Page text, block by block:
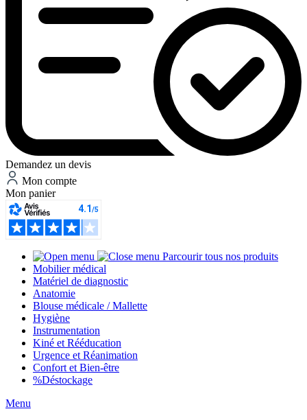
Demandez un devis
Mon compte
Mon panier
Parcourir tous nos produits
Mobilier médical
Matériel de diagnostic
Anatomie
Blouse médicale / Mallette
Hygiène
Instrumentation
Kiné et Rééducation
Urgence et Réanimation
Confort et Bien-être
%Déstockage
Menu